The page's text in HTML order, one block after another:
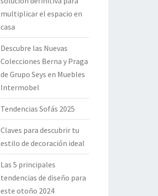
multiplicar el espacio en
casa
Descubre las Nuevas
Colecciones Berna y Praga
de Grupo Seys en Muebles
Intermobel
Tendencias Sofás 2025
Claves para descubrir tu
estilo de decoración ideal
Las 5 principales
tendencias de diseño para
este otoño 2024